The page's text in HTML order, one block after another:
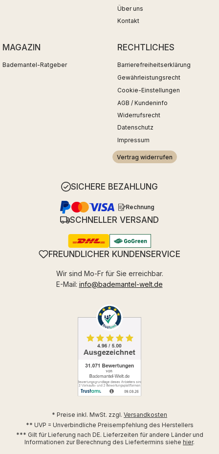
Über uns
Kontakt
MAGAZIN
Bademantel-Ratgeber
RECHTLICHES
Barrierefreiheitserklärung
Gewährleistungsrecht
Cookie-Einstellungen
AGB / Kundeninfo
Widerrufsrecht
Datenschutz
Impressum
Vertrag widerrufen
SICHERE BEZAHLUNG
Rechnung
SCHNELLER VERSAND
FREUNDLICHER KUNDENSERVICE
Wir sind Mo-Fr für Sie erreichbar.
E-Mail: info@bademantel-welt.de
* Preise inkl. MwSt. zzgl. Versandkosten
** UVP = Unverbindliche Preisempfehlung des Herstellers
*** Gilt für Lieferung nach DE. Lieferzeiten für andere Länder und
Informationen zur Berechnung des Liefertermins siehe hier.